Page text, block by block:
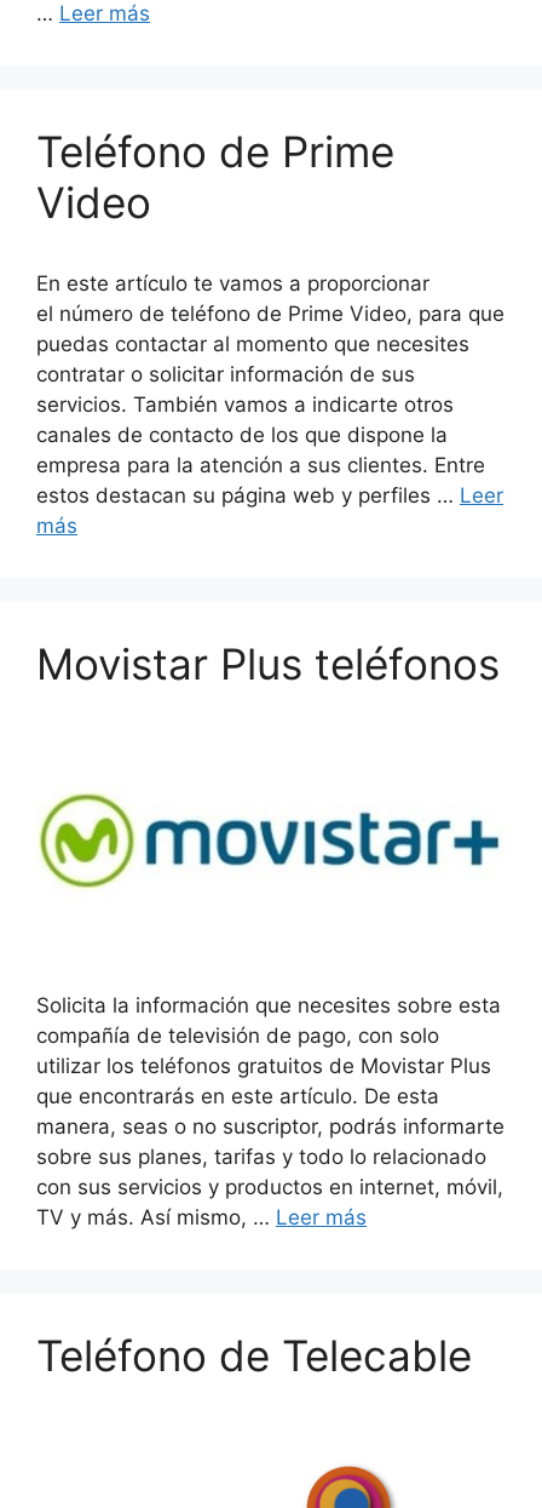
… Leer más
Teléfono de Prime
Video
En este artículo te vamos a proporcionar
el número de teléfono de Prime Video, para que
puedas contactar al momento que necesites
contratar o solicitar información de sus
servicios. También vamos a indicarte otros
canales de contacto de los que dispone la
empresa para la atención a sus clientes. Entre
estos destacan su página web y perfiles … Leer
más
Movistar Plus teléfonos
Solicita la información que necesites sobre esta
compañía de televisión de pago, con solo
utilizar los teléfonos gratuitos de Movistar Plus
que encontrarás en este artículo. De esta
manera, seas o no suscriptor, podrás informarte
sobre sus planes, tarifas y todo lo relacionado
con sus servicios y productos en internet, móvil,
TV y más. Así mismo, … Leer más
Teléfono de Telecable